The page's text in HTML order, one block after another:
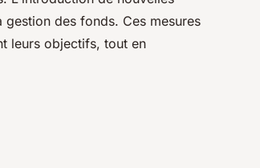
des fonds. Ces mesures
leurs objectifs, tout en